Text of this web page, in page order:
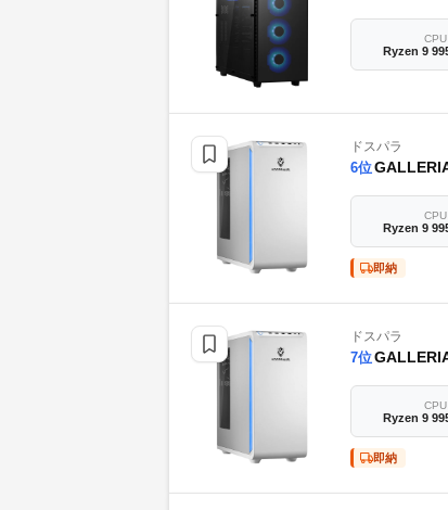
CPU
Ryzen 9
ドスパラ
6位GALLERIA
CPU
Ryzen 9
即納
ドスパラ
7位GALLERIA
CPU
Ryzen 9
即納